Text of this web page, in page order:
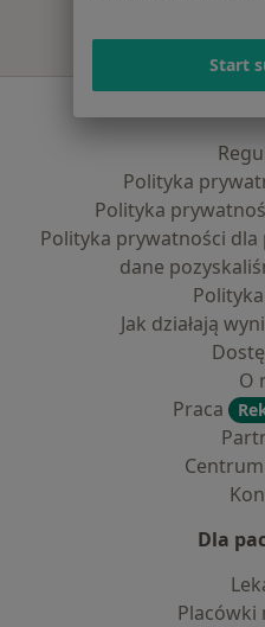
Polityka
Polityka
Polityka prywatności
dane
Jak działają
O
Praca
Dla
Placówki
Start